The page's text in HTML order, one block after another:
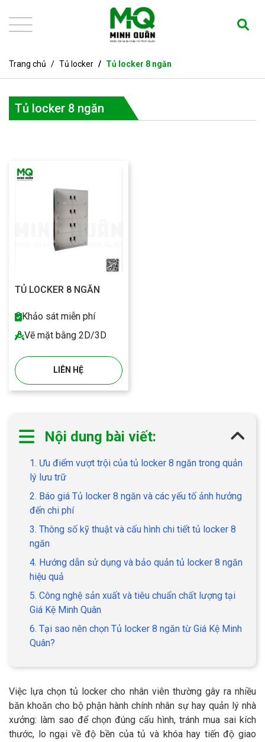
Trang chủ Tủ locker Tủ locker 8 ngăn
Tủ locker 8 ngăn
TỦ LOCKER 8 NGĂN
Khảo sát miễn phí
Vẽ mặt bằng 2D/3D
LIÊN HỆ
Nội dung bài viết:
1. Ưu điểm vượt trội của tủ locker 8 ngăn trong quản
lý lưu trữ
2. Báo giá Tủ locker 8 ngăn và các yếu tố ảnh hưởng
đến chi phí
3. Thông số kỹ thuật và cấu hình chi tiết tủ locker 8
ngăn
4. Hướng dẫn sử dụng và bảo quản tủ locker 8 ngăn
hiệu quả
5. Công nghệ sản xuất và tiêu chuẩn chất lượng tại
Giá Kệ Minh Quân
6. Tại sao nên chọn Tủ locker 8 ngăn từ Giá Kệ Minh
Quân?
Việc lựa chọn tủ locker cho nhân viên thường gây ra nhiều
băn khoăn cho bộ phận hành chính nhân sự hay quản lý nhà
xưởng: làm sao để chọn đúng cấu hình, tránh mua sai kích
thước, lo ngại về độ bền của tủ và khóa hay tiến độ giao